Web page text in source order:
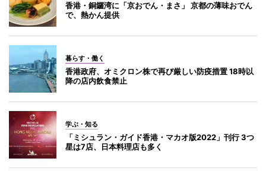
香港・銅鑼湾に「京おでん・まさ」 京都の薄味おでん
で、熱かん提供
暮らす・働く
香港政府、オミクロン株で再び厳しい防疫措置 18時以
降の店内飲食禁止
学ぶ・知る
「ミシュラン・ガイド香港・マカオ版2022」刊行 3つ
星は7店、日本料理店も多く